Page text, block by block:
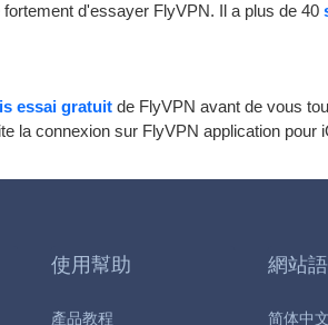
d'essayer FlyVPN. Il a plus de 40
essai gratuitde FlyVPN avant de vous
la connexion sur FlyVPN application pour
使用幫助
產品教程
網站
简体中文